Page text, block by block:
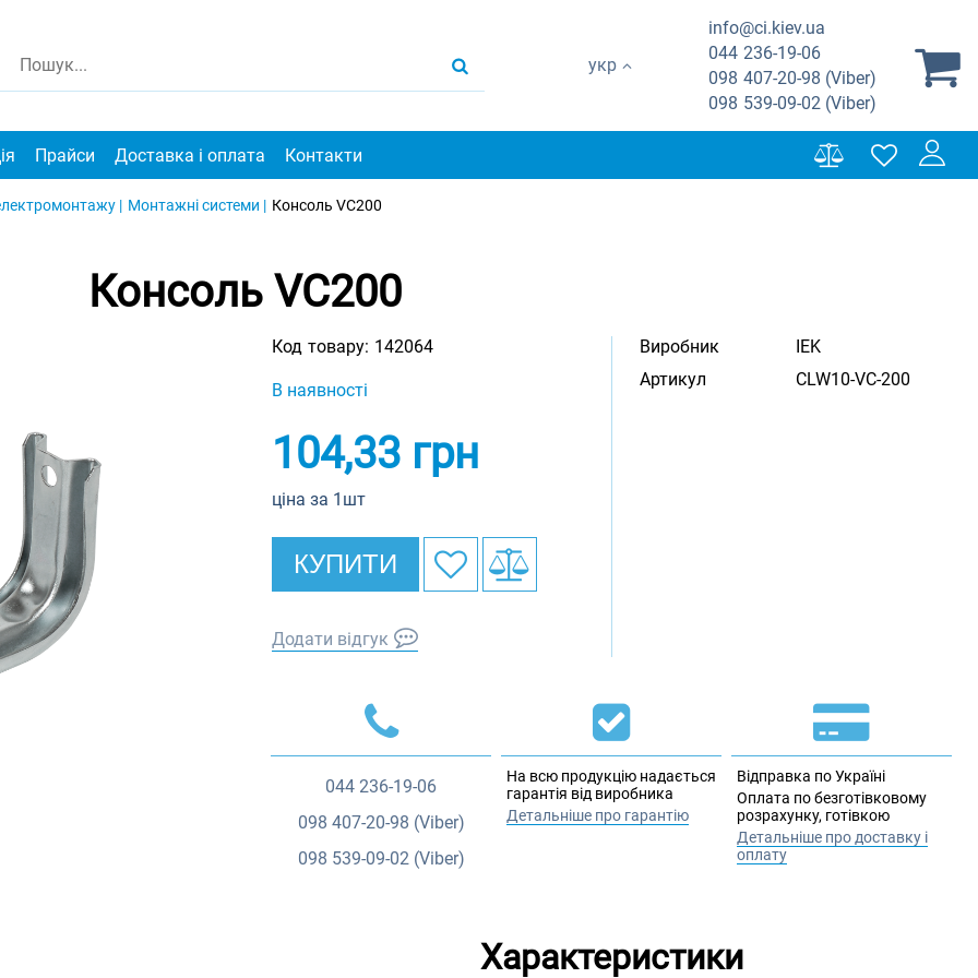
укр
info@ci.kiev.ua
044 236-19-06
098 407-20-98 (Viber)
098 539-09-02 (Viber)
Прайси Доставка і оплата Контакти
| Монтажні системи | Консоль VC200
Консоль VC200
Код товару: 142064
В наявності
104,33 грн
ціна за 1шт
КУПИТИ
Додати відгук
Виробник
IEK
Артикул
CLW10-VC-200
044 236-19-06
098 407-20-98 (Viber)
098 539-09-02 (Viber)
На всю продукцію надається
гарантія від виробника
Детальніше про гарантію
Відправка по Україні
Оплата по безготівковому
розрахунку, готівкою
Детальніше про доставку і
оплату
Характеристики